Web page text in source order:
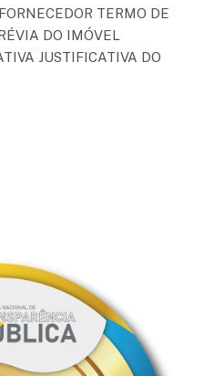
TERMO DE
DO IMÓVEL
JUSTIFICATIVA DO